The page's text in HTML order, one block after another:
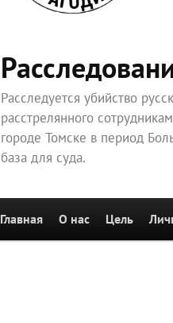
Расследуется убийство
расстрелянного
городе Томске в период
база для суда.
Перейти к основному
Главная О нас Цель